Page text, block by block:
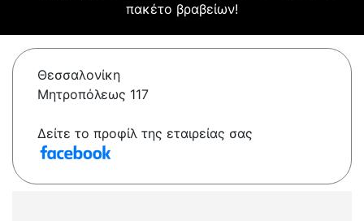
πακέτο βραβείων!
Θεσσαλονίκη
Μητροπόλεως 117
Δείτε το προφίλ της εταιρείας σας